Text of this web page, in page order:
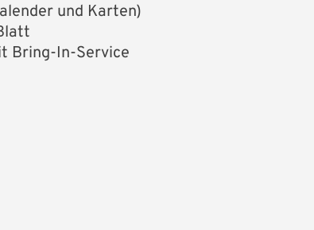
und Karten)
Bring-In-Service